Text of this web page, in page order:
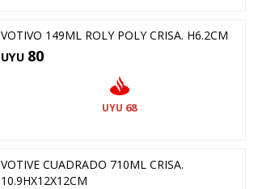
VOTIVO 149ML ROLY POLY CRISA. H6.2CM
UYU 80
UYU 68
VOTIVE CUADRADO 710ML CRISA.
10.9HX12X12CM